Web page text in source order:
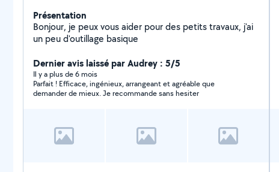
Présentation
Bonjour, je peux vous aider pour des petits travaux, j'ai
un peu d'outillage basique
Dernier avis laissé par Audrey : 5/5
Il y a plus de 6 mois
Parfait ! Efficace, ingénieux, arrangeant et agréable que
demander de mieux. Je recommande sans hesiter